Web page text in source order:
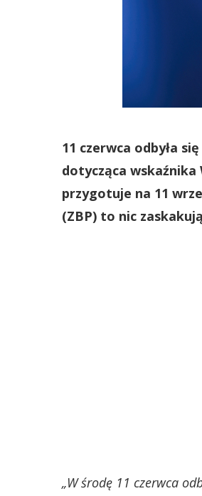
11 czerwca odbyła
dotycząca wskaźnika
przygotuje na 11
(ZBP) to nic
„W środę 11 czerwca